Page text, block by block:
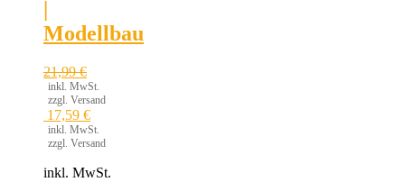
Modellbau
21,99€
inkl. MwSt.
zzgl. Versand
17,59 €
inkl. MwSt.
zzgl. Versand
inkl. MwSt.